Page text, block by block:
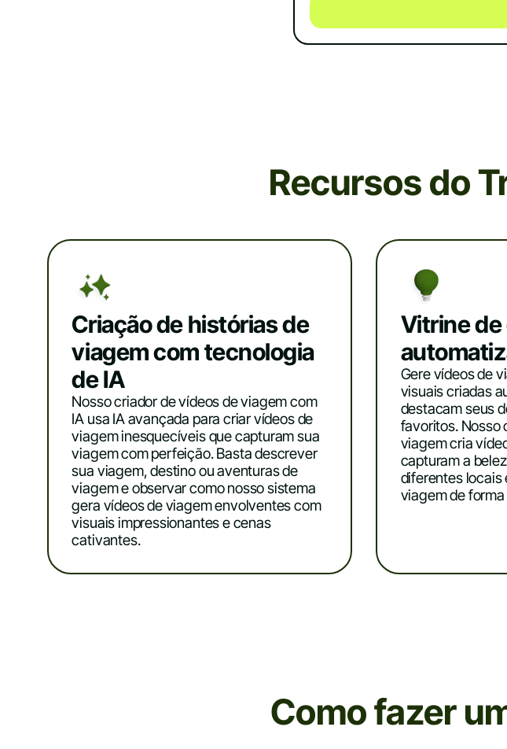
Recursos do
Criação de histórias de
viagem com tecnologia
de IA
Nosso criador de vídeos de viagem com
IA usa IA avançada para criar vídeos de
viagem inesquecíveis que capturam sua
viagem com perfeição. Basta descrever
sua viagem, destino ou aventuras de
viagem e observar como nosso sistema
gera vídeos de viagem envolventes com
visuais impressionantes e cenas
cativantes.
Vitrine
Gere vídeos de
visuais criadas
destacam seus
favoritos. Nosso
viagem cria
capturam a
diferentes locais
viagem de
Como fazer